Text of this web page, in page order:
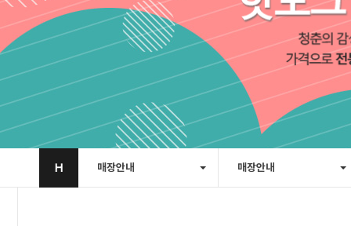
H 매장안내 매장안내